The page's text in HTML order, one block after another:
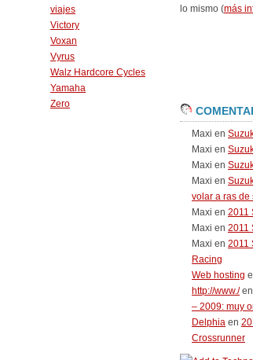
viajes
Victory
Voxan
Vyrus
Walz Hardcore Cycles
Yamaha
Zero
lo mismo (más
Maxi en
Maxi en
Maxi en
Maxi en
volar a ras de
Maxi en 2011
Maxi en 2011
Maxi en 2011
Racing
Web hosting
http://www./en
– 2009: muy
Delphia en
Crossrunner